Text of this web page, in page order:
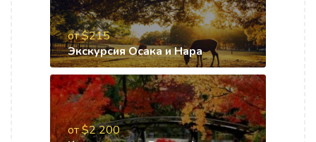
от $215
Экскурсия Осака и Нара
от $2 200